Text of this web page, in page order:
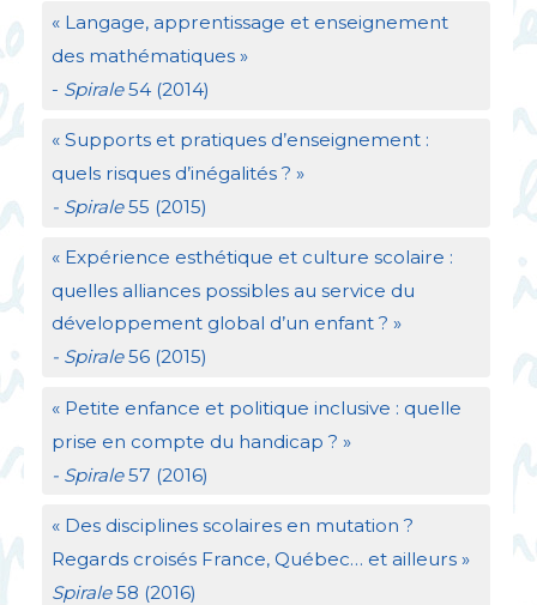
« Langage, apprentissage et enseignement
des mathématiques »
- Spirale54 (2014)
« Supports et pratiques d’enseignement :
quels risques d’inégalités ? »
- Spirale55 (2015)
« Expérience esthétique et culture scolaire :
quelles alliances possibles au service du
développement global d’un enfant ? »
- Spirale56 (2015)
« Petite enfance et politique inclusive : quelle
prise en compte du handicap ? »
- Spirale57 (2016)
« Des disciplines scolaires en mutation ?
Regards croisés France, Québec… et ailleurs »
Spirale58 (2016)